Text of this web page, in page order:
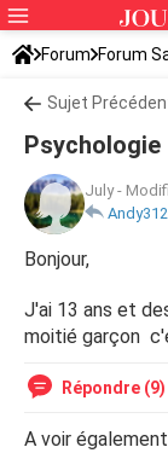
Forum Forum
Sujet
Psychologie
July-
Bonjour,
J'ai 13 ans et
moitié garçon
Répondre (9)
A voir